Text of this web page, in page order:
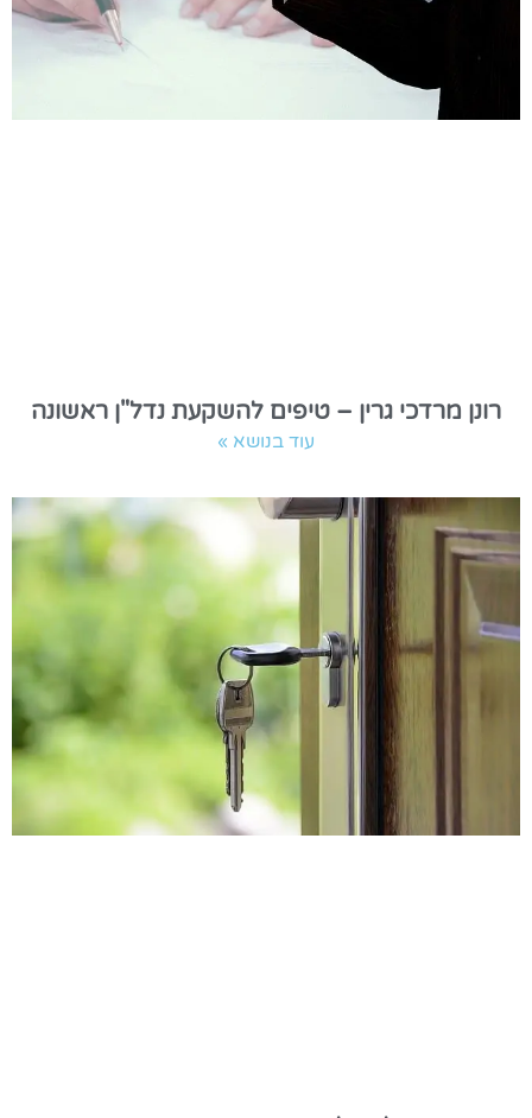
רונן מרדכי גרין – טיפים להשקעת נדל"ן ראשונה
עוד בנושא »